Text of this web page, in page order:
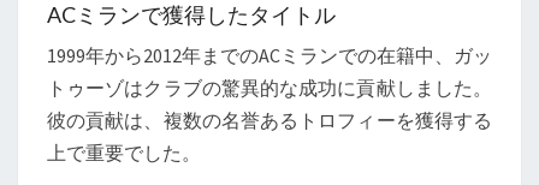
ACミランで獲得したタイトル
1999年から2012年までのACミランでの在籍中、ガッ
トゥーゾはクラブの驚異的な成功に貢献しました。
彼の貢献は、複数の名誉あるトロフィーを獲得する
上で重要でした。